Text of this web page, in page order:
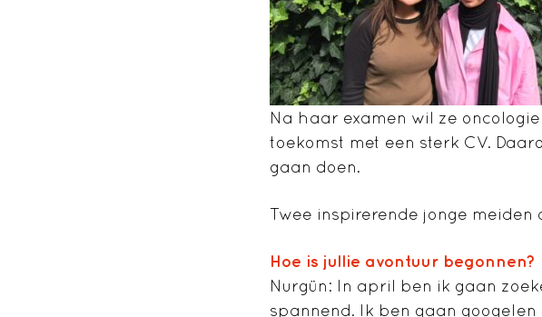
Na haar examen wil ze
toekomst met een sterk CV.
gaan doen.
Twee inspirerende jonge
Hoe is jullie avontuur begonnen?
Nurgün: In april ben ik gaan
spannend. Ik ben gaan